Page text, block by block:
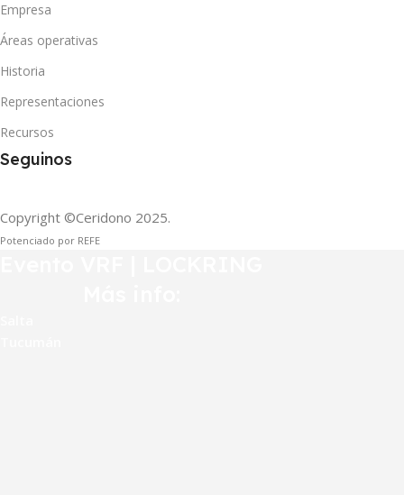
Empresa
Áreas operativas
Historia
Representaciones
Recursos
Seguinos
Copyright ©Ceridono 2025.
Potenciado por REFE